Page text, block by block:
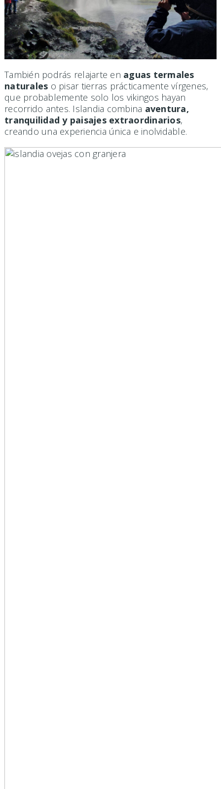
También podrás relajarte en aguas termales
naturales o pisar tierras prácticamente vírgenes,
que probablemente solo los vikingos hayan
recorrido antes. Islandia combina aventura,
tranquilidad y paisajes extraordinarios,
creando una experiencia única e inolvidable.